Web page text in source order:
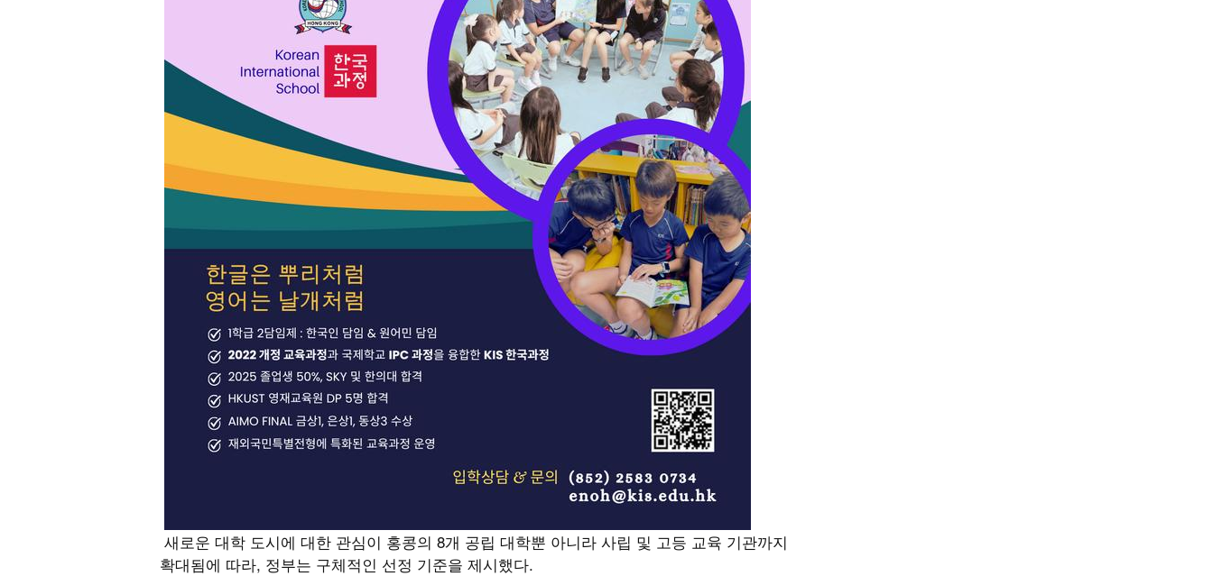
새로운 대학 도시에 대한 관심이 홍콩의 8개 공립 대학뿐 아니라 사립 및 고등 교육 기관까지
확대됨에 따라, 정부는 구체적인 선정 기준을 제시했다.